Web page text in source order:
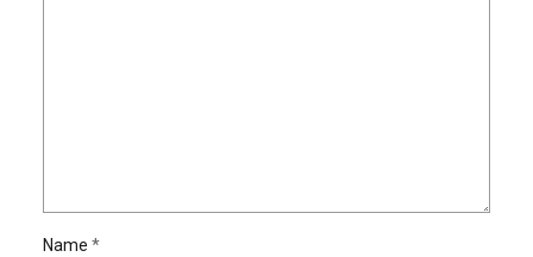
Name *